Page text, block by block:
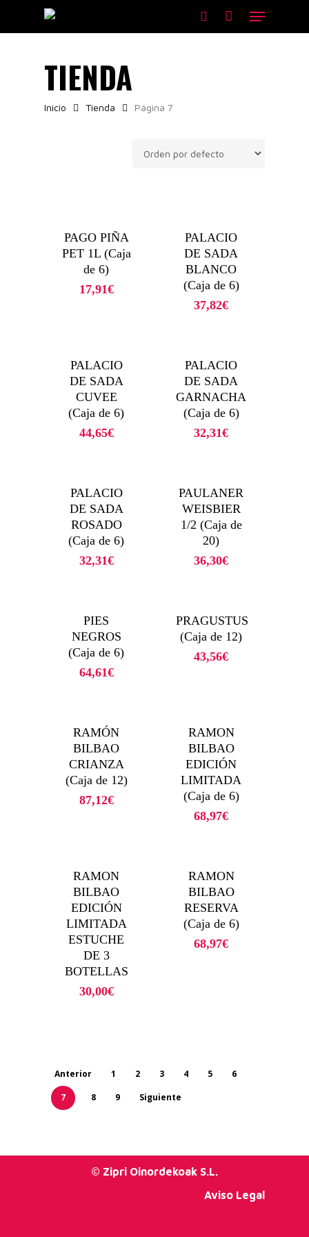
main
search
Menu
TIENDA
Inicio Tienda Página 7
Close
PAGO PIÑA
PET 1L (Caja
de 6)
17,91€
PALACIO
DE SADA
BLANCO
(Caja de 6)
37,82€
PALACIO
DE SADA
CUVEE
(Caja de 6)
44,65€
PALACIO
DE SADA
GARNACHA
(Caja de 6)
32,31€
PALACIO
DE SADA
ROSADO
(Caja de 6)
32,31€
PAULANER
WEISBIER
1/2 (Caja de
20)
36,30€
PIES
NEGROS
(Caja de 6)
64,61€
PRAGUSTUS
(Caja de 12)
43,56€
RAMÓN
BILBAO
CRIANZA
(Caja de 12)
87,12€
RAMON
BILBAO
EDICIÓN
LIMITADA
(Caja de 6)
68,97€
RAMON
BILBAO
EDICIÓN
LIMITADA
ESTUCHE
DE 3
BOTELLAS
30,00€
RAMON
BILBAO
RESERVA
(Caja de 6)
68,97€
Anterior 1 2 3 4 5
6
7
8 9 Siguiente
© Zipri Oinordekoak S.L.
Aviso Legal